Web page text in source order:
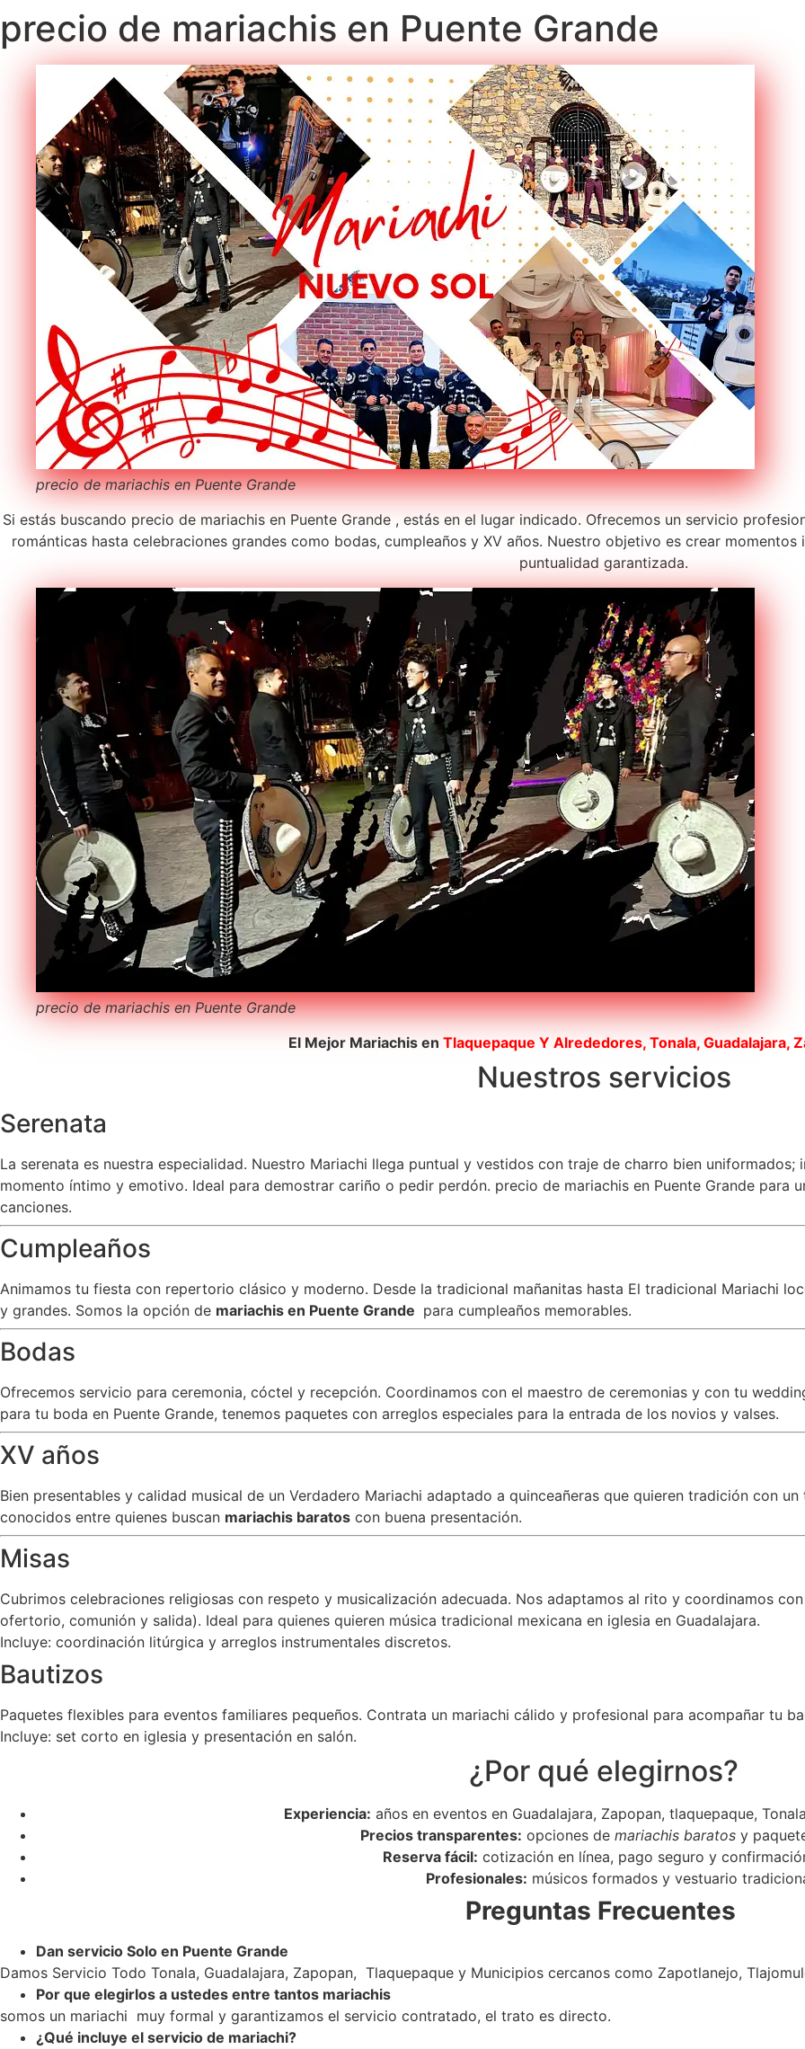
precio de mariachis en Puente Grande
precio de mariachis en Puente Grande
Si estás buscando precio de mariachis en Puente Grande , estás en el lugar indicado. Ofrecemos un servicio
románticas hasta celebraciones grandes como bodas, cumpleaños y XV años. Nuestro objetivo es crear
puntualidad garantizada.
precio de mariachis en Puente Grande
El Mejor Mariachis en Tlaquepaque Y Alrededores, Tonala, Guadalajara,
Nuestros servicios
Serenata
La serenata es nuestra especialidad. Nuestro Mariachi llega puntual y vestidos con traje de charro bien
momento íntimo y emotivo. Ideal para demostrar cariño o pedir perdón. precio de mariachis en Puente Grande para
canciones.
Cumpleaños
Animamos tu fiesta con repertorio clásico y moderno. Desde la tradicional mañanitas hasta El tradicional Mariachi
y grandes. Somos la opción de mariachis en Puente Grande para cumpleaños memorables.
Bodas
Ofrecemos servicio para ceremonia, cóctel y recepción. Coordinamos con el maestro de ceremonias y con tu
para tu boda en Puente Grande, tenemos paquetes con arreglos especiales para la entrada de los novios y valses.
XV años
Bien presentables y calidad musical de un Verdadero Mariachi adaptado a quinceañeras que quieren tradición con
conocidos entre quienes buscan mariachis baratos con buena presentación.
Misas
Cubrimos celebraciones religiosas con respeto y musicalización adecuada. Nos adaptamos al rito y coordinamos
ofertorio, comunión y salida). Ideal para quienes quieren música tradicional mexicana en iglesia en Guadalajara.
Incluye: coordinación litúrgica y arreglos instrumentales discretos.
Bautizos
Paquetes flexibles para eventos familiares pequeños. Contrata un mariachi cálido y profesional para acompañar tu
Incluye: set corto en iglesia y presentación en salón.
¿Por qué elegirnos?
Experiencia: años en eventos en Guadalajara, Zapopan, tlaquepaque,
Precios transparentes: opciones de mariachis baratos y
Reserva fácil: cotización en línea, pago seguro y
Profesionales: músicos formados y vestuario
Preguntas Frecuentes
Dan servicio Solo en Puente Grande
Damos Servicio Todo Tonala, Guadalajara, Zapopan, Tlaquepaque y Municipios cercanos como Zapotlanejo,
Por que elegirlos a ustedes entre tantos mariachis
somos un mariachi muy formal y garantizamos el servicio contratado, el trato es directo.
¿Qué incluye el servicio de mariachi?